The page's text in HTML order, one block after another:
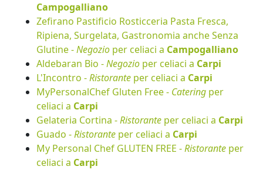
Campogalliano
Zefirano Pastificio Rosticceria Pasta Fresca,
Ripiena, Surgelata, Gastronomia anche Senza
Glutine -Negozio per celiaci a Campogalliano
Aldebaran Bio -Negozio per celiaci a Carpi
L'Incontro -Ristorante per celiaci a Carpi
MyPersonalChef Gluten Free - Catering per
celiaci a Carpi
Gelateria Cortina -Ristorante per celiaci a Carpi
Guado -Ristorante per celiaci a Carpi
My Personal Chef GLUTEN FREE -Ristorante per
celiaci a Carpi